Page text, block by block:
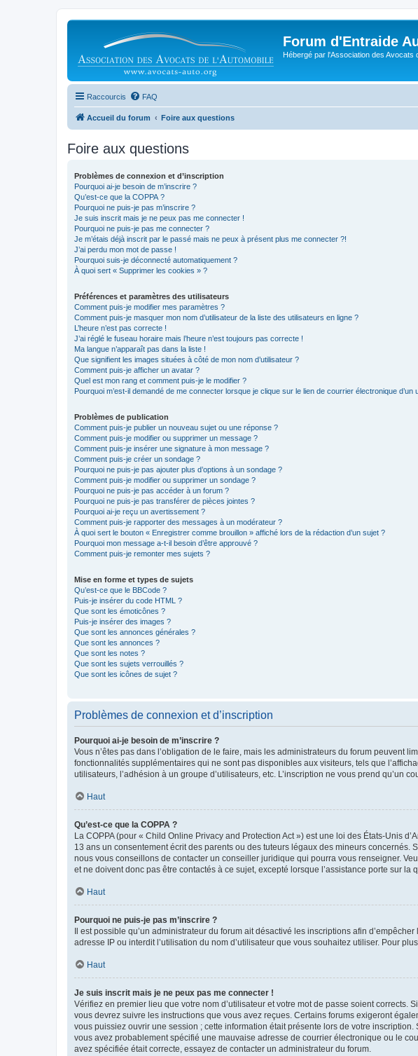
Forum d'Entraide
Hébergé par l'Association des Avocats
Raccourcis FAQ
Accueil du forum Foire aux questions
Foire aux questions
Problèmes de connexion et d’inscription
Pourquoi ai-je besoin de m’inscrire ?
Qu’est-ce que la COPPA ?
Pourquoi ne puis-je pas m’inscrire ?
Je suis inscrit mais je ne peux pas me connecter !
Pourquoi ne puis-je pas me connecter ?
Je m’étais déjà inscrit par le passé mais ne peux à présent plus me connecter ?!
J’ai perdu mon mot de passe !
Pourquoi suis-je déconnecté automatiquement ?
À quoi sert « Supprimer les cookies » ?
Préférences et paramètres des utilisateurs
Comment puis-je modifier mes paramètres ?
Comment puis-je masquer mon nom d’utilisateur de la liste des utilisateurs en ligne ?
L’heure n’est pas correcte !
J’ai réglé le fuseau horaire mais l’heure n’est toujours pas correcte !
Ma langue n’apparaît pas dans la liste !
Que signifient les images situées à côté de mon nom d’utilisateur ?
Comment puis-je afficher un avatar ?
Quel est mon rang et comment puis-je le modifier ?
Pourquoi m’est-il demandé de me connecter lorsque je clique sur le lien de courrier électronique d’un
Problèmes de publication
Comment puis-je publier un nouveau sujet ou une réponse ?
Comment puis-je modifier ou supprimer un message ?
Comment puis-je insérer une signature à mon message ?
Comment puis-je créer un sondage ?
Pourquoi ne puis-je pas ajouter plus d’options à un sondage ?
Comment puis-je modifier ou supprimer un sondage ?
Pourquoi ne puis-je pas accéder à un forum ?
Pourquoi ne puis-je pas transférer de pièces jointes ?
Pourquoi ai-je reçu un avertissement ?
Comment puis-je rapporter des messages à un modérateur ?
À quoi sert le bouton « Enregistrer comme brouillon » affiché lors de la rédaction d’un sujet ?
Pourquoi mon message a-t-il besoin d’être approuvé ?
Comment puis-je remonter mes sujets ?
Mise en forme et types de sujets
Qu’est-ce que le BBCode ?
Puis-je insérer du code HTML ?
Que sont les émoticônes ?
Puis-je insérer des images ?
Que sont les annonces générales ?
Que sont les annonces ?
Que sont les notes ?
Que sont les sujets verrouillés ?
Que sont les icônes de sujet ?
Problèmes de connexion et d’inscription
Pourquoi ai-je besoin de m’inscrire ?
Vous n’êtes pas dans l’obligation de le faire, mais les administrateurs du forum peuvent
fonctionnalités supplémentaires qui ne sont pas disponibles aux visiteurs, tels que
utilisateurs, l’adhésion à un groupe d’utilisateurs, etc. L’inscription ne vous prend qu’un
Haut
Qu’est-ce que la COPPA ?
La COPPA (pour « Child Online Privacy and Protection Act ») est une loi des États-Unis
13 ans un consentement écrit des parents ou des tuteurs légaux des mineurs
nous vous conseillons de contacter un conseiller juridique qui pourra vous renseigner.
et ne doivent donc pas être contactés à ce sujet, excepté lorsque l’assistance porte sur
Haut
Pourquoi ne puis-je pas m’inscrire ?
Il est possible qu’un administrateur du forum ait désactivé les inscriptions afin
adresse IP ou interdit l’utilisation du nom d’utilisateur que vous souhaitez utiliser. Pour
Haut
Je suis inscrit mais je ne peux pas me connecter !
Vérifiez en premier lieu que votre nom d’utilisateur et votre mot de passe soient
vous devrez suivre les instructions que vous avez reçues. Certains forums exigeront
vous puissiez ouvrir une session ; cette information était présente lors de votre
vous avez probablement spécifié une mauvaise adresse de courrier électronique ou le
avez spécifiée était correcte, essayez de contacter un administrateur du forum.